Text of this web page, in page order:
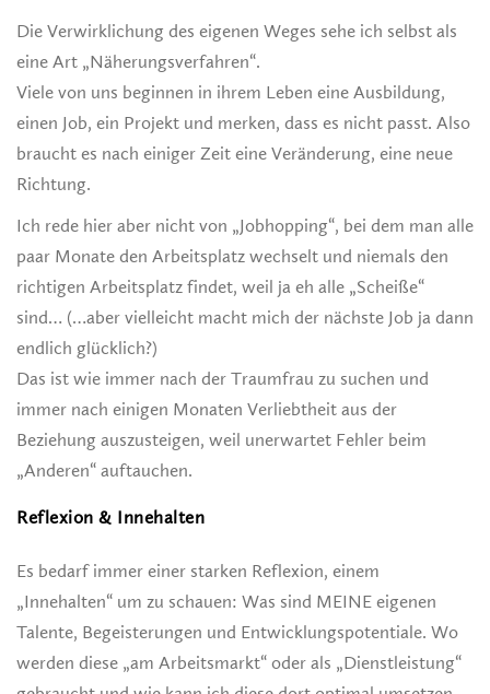
Die Verwirklichung des eigenen Weges sehe ich selbst als
eine Art „Näherungsverfahren“.
Viele von uns beginnen in ihrem Leben eine Ausbildung,
einen Job, ein Projekt und merken, dass es nicht passt. Also
braucht es nach einiger Zeit eine Veränderung, eine neue
Richtung.
Ich rede hier aber nicht von „Jobhopping“, bei dem man alle
paar Monate den Arbeitsplatz wechselt und niemals den
richtigen Arbeitsplatz findet, weil ja eh alle „Scheiße“
sind… (…aber vielleicht macht mich der nächste Job ja dann
endlich glücklich?)
Das ist wie immer nach der Traumfrau zu suchen und
immer nach einigen Monaten Verliebtheit aus der
Beziehung auszusteigen, weil unerwartet Fehler beim
„Anderen“ auftauchen.
Reflexion & Innehalten
Es bedarf immer einer starken Reflexion, einem
„Innehalten“ um zu schauen: Was sind MEINE eigenen
Talente, Begeisterungen und Entwicklungspotentiale. Wo
werden diese „am Arbeitsmarkt“ oder als „Dienstleistung“